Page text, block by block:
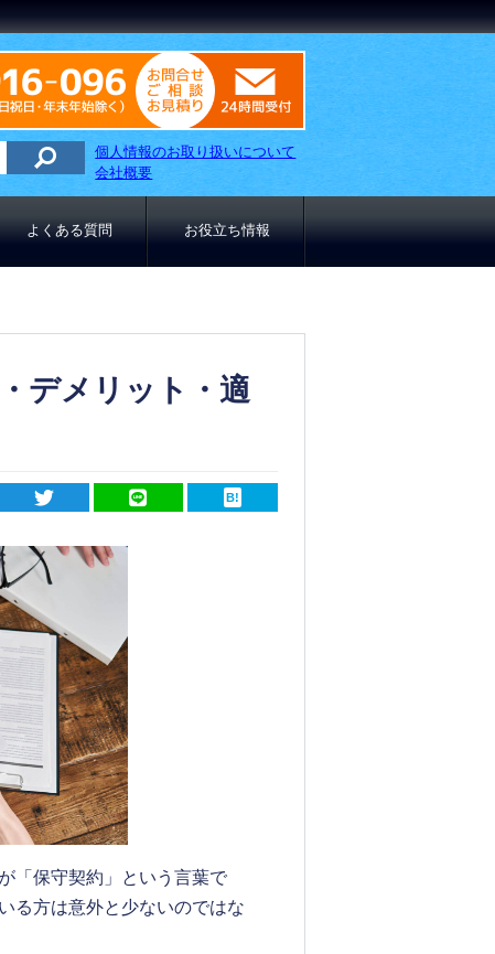
0120-916-09609：00～18：00（土日祝日・
メールでのお問合わせはこ
個人情報のお取り扱いについて
会社概要
よくある質問 お役立ち情報
デメリット・適
「保守契約」という言葉で
る方は意外と少ないのではな